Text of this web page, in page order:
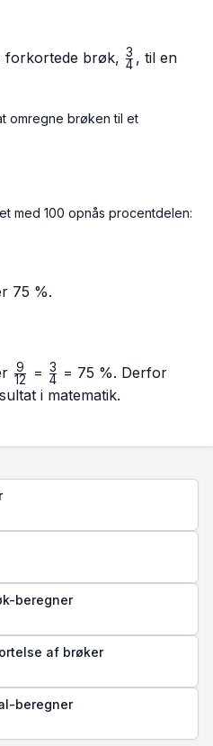
forkortede brøk, \frac{3}
4
3 , til en
omregne brøken til et
med 100 opnås procentdelen:
75 %.
\frac{9}
{12}
12
9 = \frac{3}
{4}
4
3
= 75 %. Derfor
i matematik.
beregner
af brøker
beregner